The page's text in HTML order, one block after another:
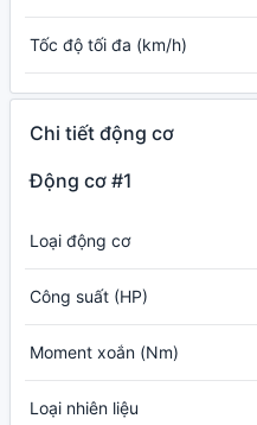
Tốc độ tối đa (km/h)
Chi tiết động cơ
Động cơ #1
Loại động cơ
Công suất (HP)
Moment xoắn (Nm)
Loại nhiên liệu